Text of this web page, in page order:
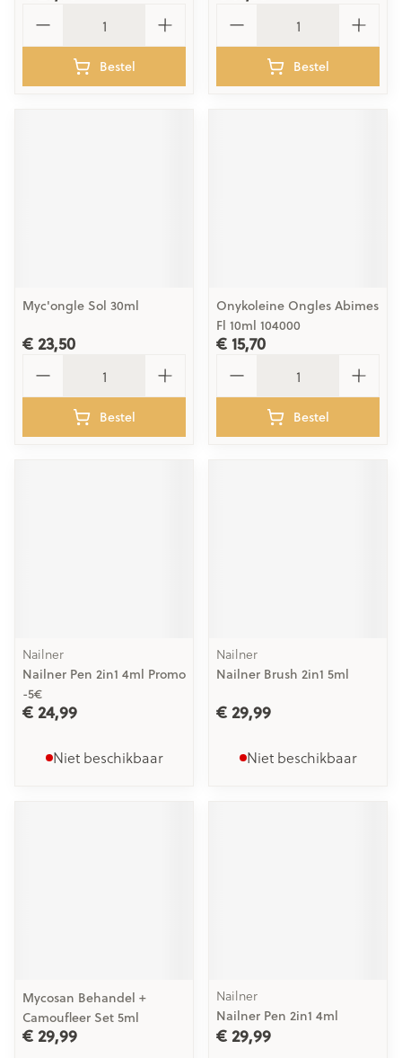
Bestel Bestel
Myc'ongle Sol 30ml
€ 23,50
Bestel
Onykoleine Ongles Abimes
Fl 10ml 104000
€ 15,70
Bestel
Nailner
Nailner Pen 2in1 4ml Promo
-5€
€ 24,99
Niet beschikbaar
Nailner
Nailner Brush 2in1 5ml
€ 29,99
Niet beschikbaar
Mycosan Behandel +
Camoufleer Set 5ml
€ 29,99
Nailner
Nailner Pen 2in1 4ml
€ 29,99